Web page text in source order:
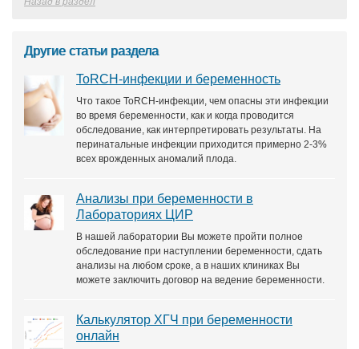
Другие статьи раздела
ToRCH-инфекции и беременность
Что такое ToRCH-инфекции, чем опасны эти инфекции
во время беременности, как и когда проводится
обследование, как интерпретировать результаты. На
перинатальные инфекции приходится примерно 2-3%
всех врожденных аномалий плода.
Анализы при беременности в
Лабораториях ЦИР
В нашей лаборатории Вы можете пройти полное
обследование при наступлении беременности, сдать
анализы на любом сроке, а в наших клиниках Вы
можете заключить договор на ведение беременности.
Калькулятор ХГЧ при беременности
онлайн